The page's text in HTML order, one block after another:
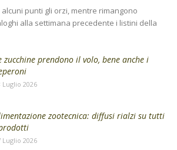
punti gli orzi, mentre rimangono
alla settimana precedente i listini della
zucchine prendono il volo, bene anche i
Luglio 2026
zootecnica: diffusi rialzi su tutti
Luglio 2026